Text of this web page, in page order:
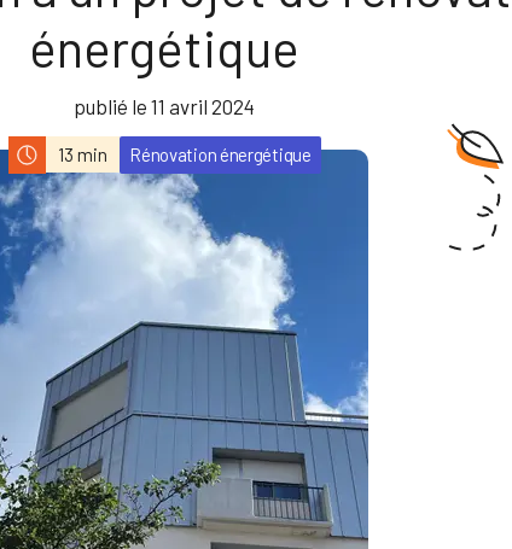
énergétique
publié le 11 avril 2024
13 min Rénovation énergétique